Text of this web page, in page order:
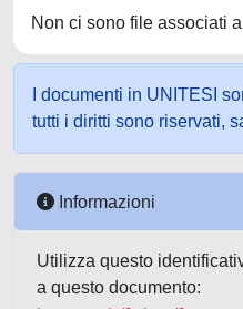
Non ci sono file associati
I documenti in UNITESI
tutti i diritti sono riservati,
Informazioni
Utilizza questo
a questo documento: